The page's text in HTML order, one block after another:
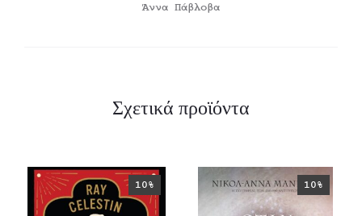
Άννα Πάβλοβα
Σχετικά προϊόντα
10% 10%